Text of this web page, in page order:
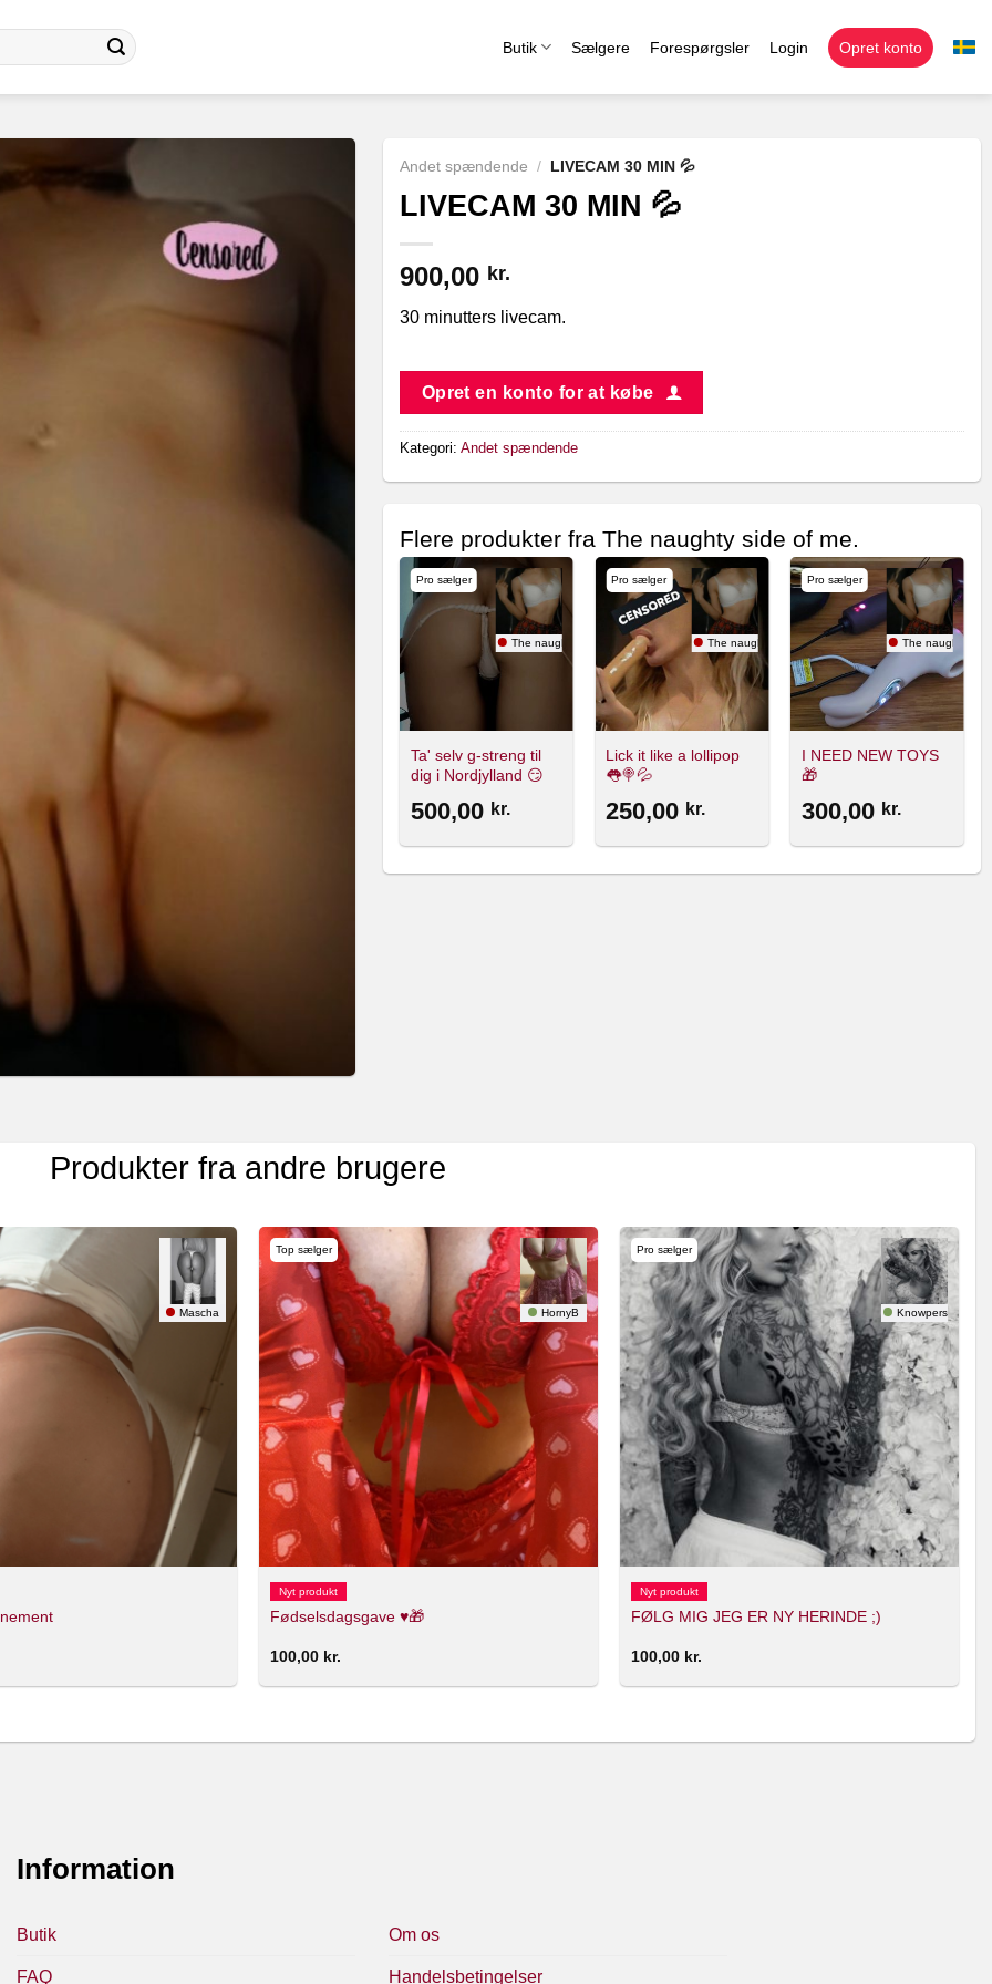
Butik Sælgere Forespørgsler Login Opret konto
Andet spændende / LIVECAM 30 MIN 💦
LIVECAM 30 MIN 💦
900,00 kr.
30 minutters livecam.
Opret en konto for at købe
Kategori: Andet spændende
Flere produkter fra The naughty side of me.
Pro sælger
The naughty side of me.
Ta' selv g-streng til
dig i Nordjylland 😏
500,00 kr.
Pro sælger
The naughty side of me.
Lick it like a lollipop
👅🍭💦
250,00 kr.
Pro sælger
The naughty
I NEED NEW TOYS
🎁
300,00 kr.
250,00
The naughty side of me.
Produkter fra andre brugere
Mascha
Top sælger
HornyB
Nyt produkt
Fødselsdagsgave ♥️🎁
100,00 kr.
Pro sælger
Knowperson
Nyt produkt
FØLG MIG JEG ER NY HERINDE ;)
100,00 kr.
Information
Butik
FAQ
Om os
Handelsbetingelser